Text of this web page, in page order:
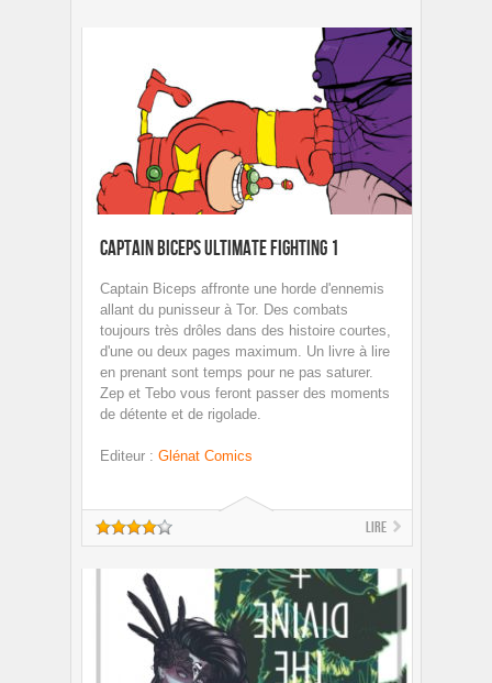
Captain Biceps Ultimate fighting 1
Captain Biceps affronte une horde d'ennemis
allant du punisseur à Tor. Des combats
toujours très drôles dans des histoire courtes,
d'une ou deux pages maximum. Un livre à lire
en prenant sont temps pour ne pas saturer.
Zep et Tebo vous feront passer des moments
de détente et de rigolade.
Editeur : Glénat Comics
Lire